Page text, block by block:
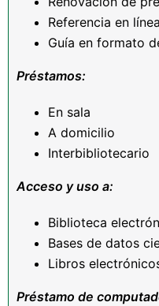
Referencia en línea
Guía en formato
Préstamos:
En sala
A domicilio
Interbibliotecario
Acceso y uso a:
Biblioteca
Bases de datos
Libros
Préstamo de